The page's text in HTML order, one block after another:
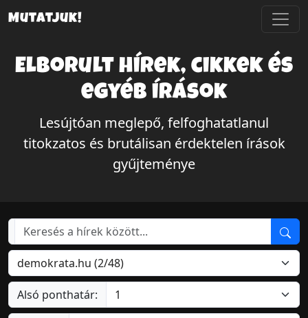
Mutatjuk!
Elborult hírek, cikkek és
egyéb írások
Lesújtóan meglepő, felfoghatatlanul
titokzatos és brutálisan érdektelen írások
gyűjteménye
Alsó ponthatár: